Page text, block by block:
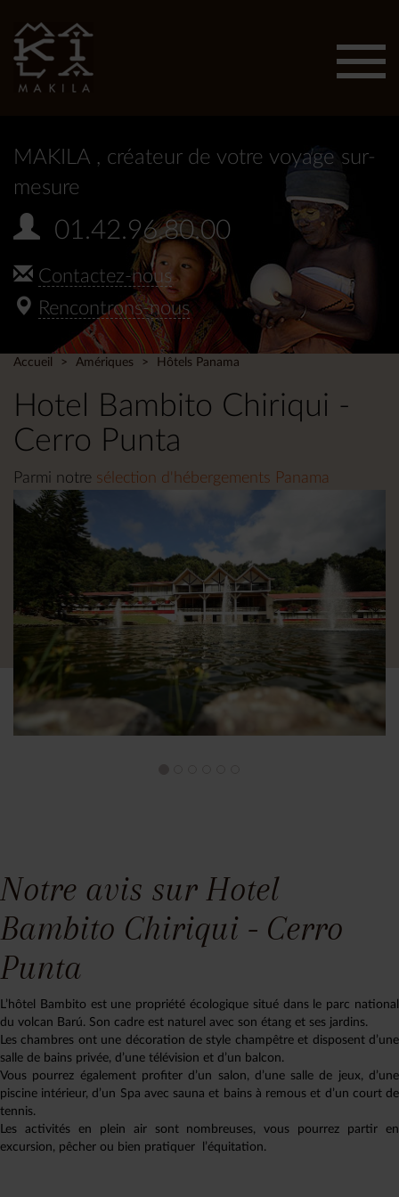
MAKILA , créateur de votre voyage sur-
mesure
01.42.96.80.00
Contactez-nous
Rencontrons-nous
Accueil Amériques Hôtels Panama
Hotel Bambito Chiriqui -
Cerro Punta
Parmi notre sélection d'hébergements Panama
Notre avis sur Hotel
Bambito Chiriqui - Cerro
Punta
L’hôtel Bambito est une propriété écologique situé dans le parc national
du volcan Barú. Son cadre est naturel avec son étang et ses jardins.
Les chambres ont une décoration de style champêtre et disposent d’une
salle de bains privée, d’une télévision et d’un balcon.
Vous pourrez également profiter d’un salon, d’une salle de jeux, d’une
piscine intérieur, d’un Spa avec sauna et bains à remous et d’un court de
tennis.
Les activités en plein air sont nombreuses, vous pourrez partir en
excursion, pêcher ou bien pratiquer l’équitation.